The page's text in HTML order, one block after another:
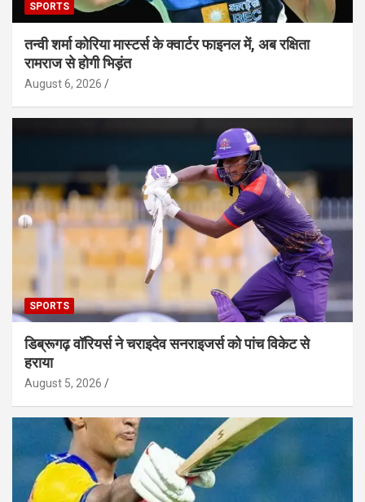
SPORTS
तन्वी शर्मा कोरिया मास्टर्स के क्वार्टर फाइनल में, अब रक्षिता
रामराज से होगी भिड़ंत
August 6, 2026
SPORTS
डिब्रूगढ़ वॉरियर्स ने चराइदेव सनराइजर्स को पांच विकेट से
हराया
August 5, 2026